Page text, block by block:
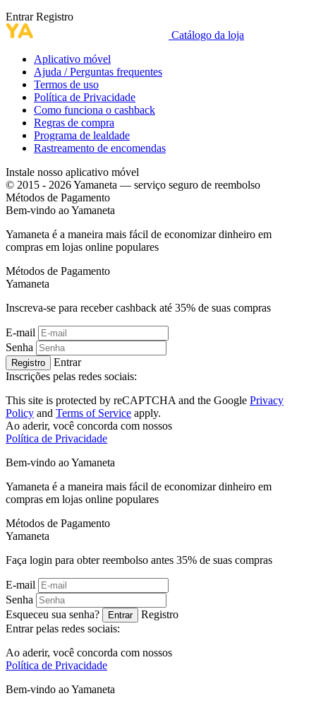
Entrar Registro
Catálogo da loja
Aplicativo móvel
Ajuda / Perguntas frequentes
Termos de uso
Política de Privacidade
Como funciona o cashback
Regras de compra
Programa de lealdade
Rastreamento de encomendas
Instale nosso aplicativo móvel
© 2015 - 2026 Yamaneta — serviço seguro de reembolso
Métodos de Pagamento
Bem-vindo aoYamaneta
Yamaneta é a maneira mais fácil de economizar dinheiro em
compras em lojas online populares
Métodos de Pagamento
Yamaneta
Inscreva-se para receber cashback até 35% de suas compras
E-mail
Senha
Registro
Entrar
Inscrições pelas redes sociais:
This site is protected by reCAPTCHA and the Google Privacy
Policy and Terms of Service apply.
Ao aderir, você concorda com nossos
Política de Privacidade
Bem-vindo aoYamaneta
Yamaneta é a maneira mais fácil de economizar dinheiro em
compras em lojas online populares
Métodos de Pagamento
Yamaneta
Faça login para obter reembolso antes 35% de suas compras
E-mail
Senha
Esqueceu sua senha?
Entrar
Registro
Entrar pelas redes sociais:
Ao aderir, você concorda com nossos
Política de Privacidade
Bem-vindo aoYamaneta